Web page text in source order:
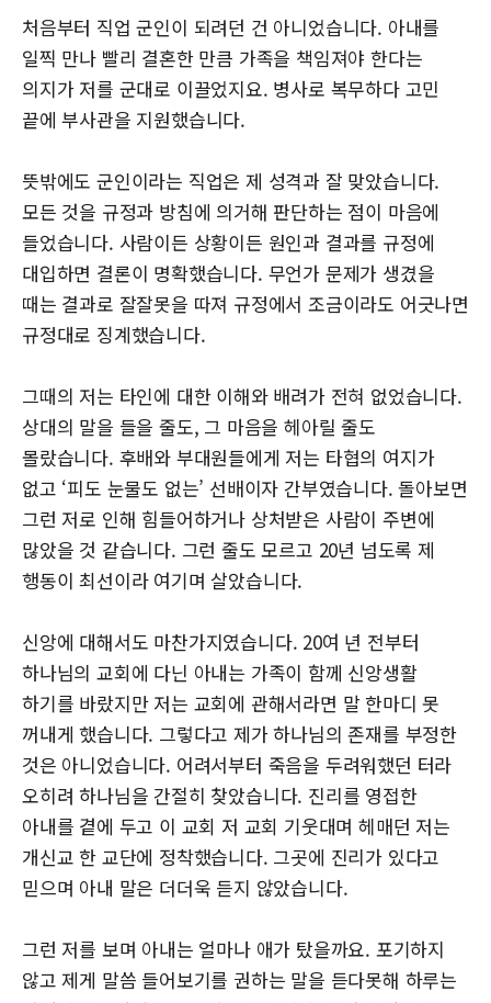
처음부터 직업 군인이 되려던 건 아니었습니다. 아내를
일찍 만나 빨리 결혼한 만큼 가족을 책임져야 한다는
의지가 저를 군대로 이끌었지요. 병사로 복무하다 고민
끝에 부사관을 지원했습니다.
뜻밖에도 군인이라는 직업은 제 성격과 잘 맞았습니다.
모든 것을 규정과 방침에 의거해 판단하는 점이 마음에
들었습니다. 사람이든 상황이든 원인과 결과를 규정에
대입하면 결론이 명확했습니다. 무언가 문제가 생겼을
때는 결과로 잘잘못을 따져 규정에서 조금이라도 어긋나면
규정대로 징계했습니다.
그때의 저는 타인에 대한 이해와 배려가 전혀 없었습니다.
상대의 말을 들을 줄도, 그 마음을 헤아릴 줄도
몰랐습니다. 후배와 부대원들에게 저는 타협의 여지가
없고 ‘피도 눈물도 없는’ 선배이자 간부였습니다. 돌아보면
그런 저로 인해 힘들어하거나 상처받은 사람이 주변에
많았을 것 같습니다. 그런 줄도 모르고 20년 넘도록 제
행동이 최선이라 여기며 살았습니다.
신앙에 대해서도 마찬가지였습니다. 20여 년 전부터
하나님의 교회에 다닌 아내는 가족이 함께 신앙생활
하기를 바랐지만 저는 교회에 관해서라면 말 한마디 못
꺼내게 했습니다. 그렇다고 제가 하나님의 존재를 부정한
것은 아니었습니다. 어려서부터 죽음을 두려워했던 터라
오히려 하나님을 간절히 찾았습니다. 진리를 영접한
아내를 곁에 두고 이 교회 저 교회 기웃대며 헤매던 저는
개신교 한 교단에 정착했습니다. 그곳에 진리가 있다고
믿으며 아내 말은 더더욱 듣지 않았습니다.
그런 저를 보며 아내는 얼마나 애가 탔을까요. 포기하지
않고 제게 말씀 들어보기를 권하는 말을 듣다못해 하루는